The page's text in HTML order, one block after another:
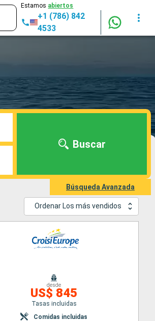
Estamos abiertos
+1 (786) 842
4533
Buscar
Búsqueda Avanzada
Ordenar Los más vendidos
desde
US$ 845
Tasas incluidas
Comidas incluidas